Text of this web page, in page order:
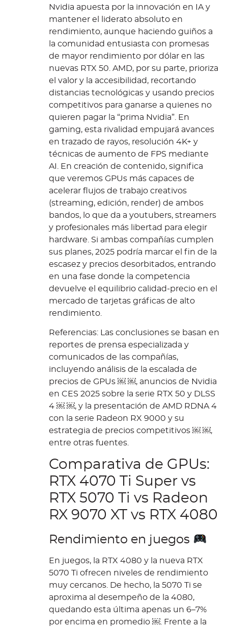
Nvidia apuesta por la innovación en IA y
mantener el liderato absoluto en
rendimiento, aunque haciendo guiños a
la comunidad entusiasta con promesas
de mayor rendimiento por dólar en las
nuevas RTX 50. AMD, por su parte, prioriza
el valor y la accesibilidad, recortando
distancias tecnológicas y usando precios
competitivos para ganarse a quienes no
quieren pagar la “prima Nvidia”. En
gaming, esta rivalidad empujará avances
en trazado de rayos, resolución 4K+ y
técnicas de aumento de FPS mediante
AI. En creación de contenido, significa
que veremos GPUs más capaces de
acelerar flujos de trabajo creativos
(streaming, edición, render) de ambos
bandos, lo que da a youtubers, streamers
y profesionales más libertad para elegir
hardware. Si ambas compañías cumplen
sus planes, 2025 podría marcar el fin de la
escasez y precios desorbitados, entrando
en una fase donde la competencia
devuelve el equilibrio calidad-precio en el
mercado de tarjetas gráficas de alto
rendimiento.
Referencias: Las conclusiones se basan en
reportes de prensa especializada y
comunicados de las compañías,
incluyendo análisis de la escalada de
precios de GPUs ￼ ￼, anuncios de Nvidia
en CES 2025 sobre la serie RTX 50 y DLSS
4 ￼ ￼, y la presentación de AMD RDNA 4
con la serie Radeon RX 9000 y su
estrategia de precios competitivos ￼ ￼,
entre otras fuentes.
Comparativa de GPUs:
RTX 4070 Ti Super vs
RTX 5070 Ti vs Radeon
RX 9070 XT vs RTX 4080
Rendimiento en juegos
En juegos, la RTX 4080 y la nueva RTX
5070 Ti ofrecen niveles de rendimiento
muy cercanos. De hecho, la 5070 Ti se
aproxima al desempeño de la 4080,
quedando esta última apenas un 6–7%
por encima en promedio ￼. Frente a la